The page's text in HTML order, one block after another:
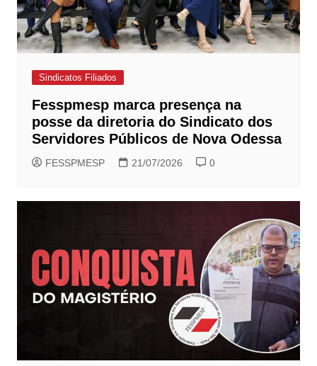
Sindicatos Filiados
Fesspmesp marca presença na
posse da diretoria do Sindicato dos
Servidores Públicos de Nova Odessa
FESSPMESP 21/07/2026 0